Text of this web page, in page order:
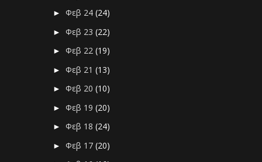
►Φεβ 24(24)
►Φεβ 23(22)
►Φεβ 22(19)
►Φεβ 21(13)
►Φεβ 20(10)
►Φεβ 19(20)
►Φεβ 18(24)
►Φεβ 17(20)